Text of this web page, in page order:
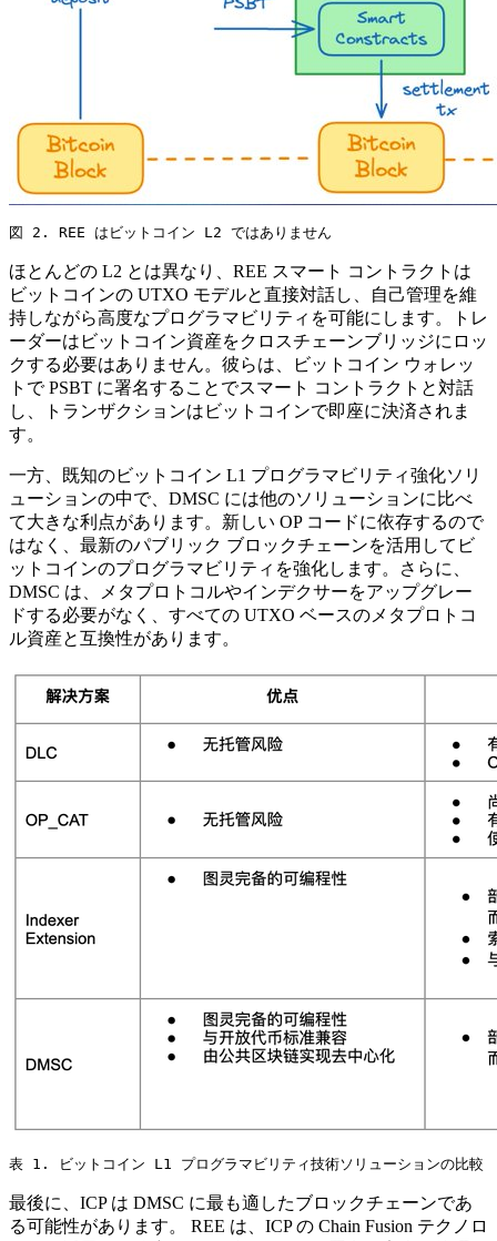
図 2. REE はビットコイン L2 ではありません
ほとんどの L2 とは異なり、REE スマート コントラクトは
ビットコインの UTXO モデルと直接対話し、自己管理を維
持しながら高度なプログラマビリティを可能にします。トレ
ーダーはビットコイン資産をクロスチェーンブリッジにロッ
クする必要はありません。彼らは、ビットコイン ウォレッ
トで PSBT に署名することでスマート コントラクトと対話
し、トランザクションはビットコインで即座に決済されま
す。
一方、既知のビットコイン L1 プログラマビリティ強化ソリ
ューションの中で、DMSC には他のソリューションに比べ
て大きな利点があります。新しい OP コードに依存するので
はなく、最新のパブリック ブロックチェーンを活用してビ
ットコインのプログラマビリティを強化します。さらに、
DMSC は、メタプロトコルやインデクサーをアップグレー
ドする必要がなく、すべての UTXO ベースのメタプロトコ
ル資産と互換性があります。
表 1. ビットコイン L1 プログラマビリティ技術ソリューションの比較
最後に、ICP は DMSC に最も適したブロックチェーンであ
る可能性があります。 REE は、ICP の Chain Fusion テクノロ